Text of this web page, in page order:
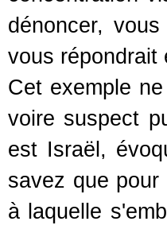
dénoncer,
vous répondrait
Cet exemple
voire suspect
est Israël,
savez que
à laquelle